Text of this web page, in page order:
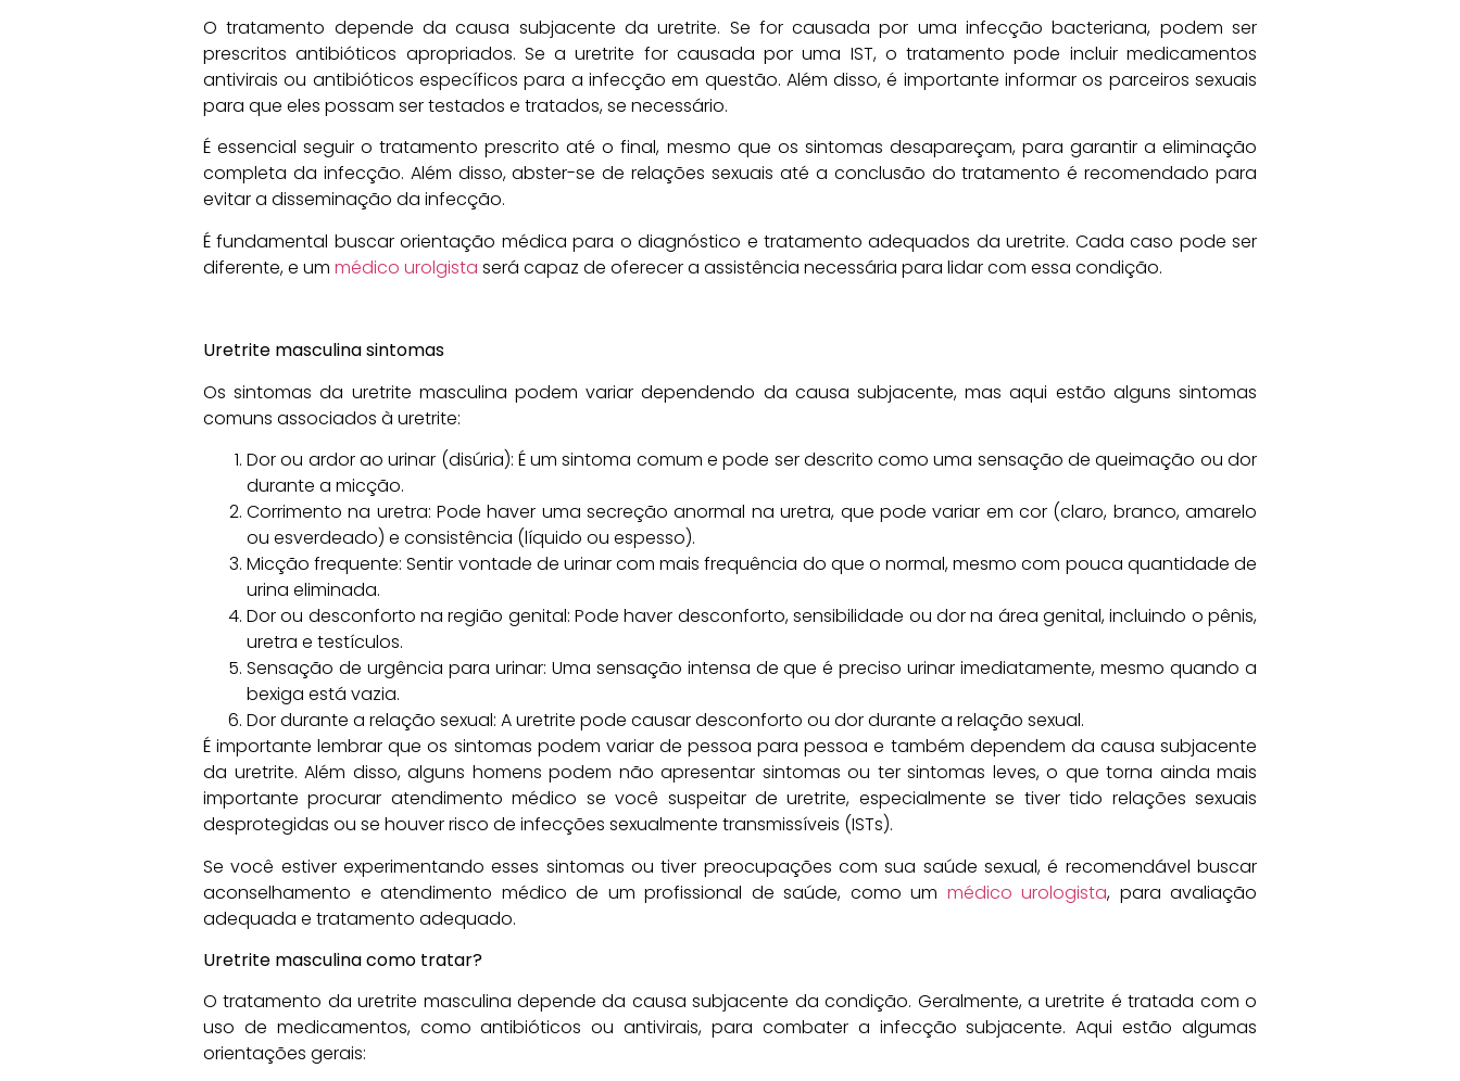
O tratamento depende da causa subjacente da uretrite. Se for causada por uma infecção bacteriana, podem ser
prescritos antibióticos apropriados. Se a uretrite for causada por uma IST, o tratamento pode incluir medicamentos
antivirais ou antibióticos específicos para a infecção em questão. Além disso, é importante informar os parceiros sexuais
para que eles possam ser testados e tratados, se necessário.
É essencial seguir o tratamento prescrito até o final, mesmo que os sintomas desapareçam, para garantir a eliminação
completa da infecção. Além disso, abster-se de relações sexuais até a conclusão do tratamento é recomendado para
evitar a disseminação da infecção.
É fundamental buscar orientação médica para o diagnóstico e tratamento adequados da uretrite. Cada caso pode ser
diferente, e um médico urolgista será capaz de oferecer a assistência necessária para lidar com essa condição.
Uretrite masculina sintomas
Os sintomas da uretrite masculina podem variar dependendo da causa subjacente, mas aqui estão alguns sintomas
comuns associados à uretrite:
Dor ou ardor ao urinar (disúria): É um sintoma comum e pode ser descrito como uma sensação de queimação ou dor
durante a micção.
Corrimento na uretra: Pode haver uma secreção anormal na uretra, que pode variar em cor (claro, branco, amarelo
ou esverdeado) e consistência (líquido ou espesso).
Micção frequente: Sentir vontade de urinar com mais frequência do que o normal, mesmo com pouca quantidade de
urina eliminada.
Dor ou desconforto na região genital: Pode haver desconforto, sensibilidade ou dor na área genital, incluindo o pênis,
uretra e testículos.
Sensação de urgência para urinar: Uma sensação intensa de que é preciso urinar imediatamente, mesmo quando a
bexiga está vazia.
Dor durante a relação sexual: A uretrite pode causar desconforto ou dor durante a relação sexual.
É importante lembrar que os sintomas podem variar de pessoa para pessoa e também dependem da causa subjacente
da uretrite. Além disso, alguns homens podem não apresentar sintomas ou ter sintomas leves, o que torna ainda mais
importante procurar atendimento médico se você suspeitar de uretrite, especialmente se tiver tido relações sexuais
desprotegidas ou se houver risco de infecções sexualmente transmissíveis (ISTs).
Se você estiver experimentando esses sintomas ou tiver preocupações com sua saúde sexual, é recomendável buscar
aconselhamento e atendimento médico de um profissional de saúde, como um médico urologista, para avaliação
adequada e tratamento adequado.
Uretrite masculina como tratar?
O tratamento da uretrite masculina depende da causa subjacente da condição. Geralmente, a uretrite é tratada com o
uso de medicamentos, como antibióticos ou antivirais, para combater a infecção subjacente. Aqui estão algumas
orientações gerais: